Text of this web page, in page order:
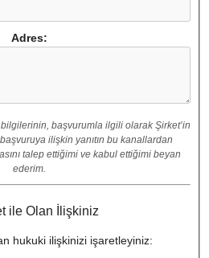
Adres:
başvurumla ilgili olarak Şirket’in
ilişkin yanıtın bu kanallardan
talep ettiğimi ve kabul ettiğimi beyan
ederim.
ile Olan İlişkiniz
hukuki ilişkinizi işaretleyiniz: